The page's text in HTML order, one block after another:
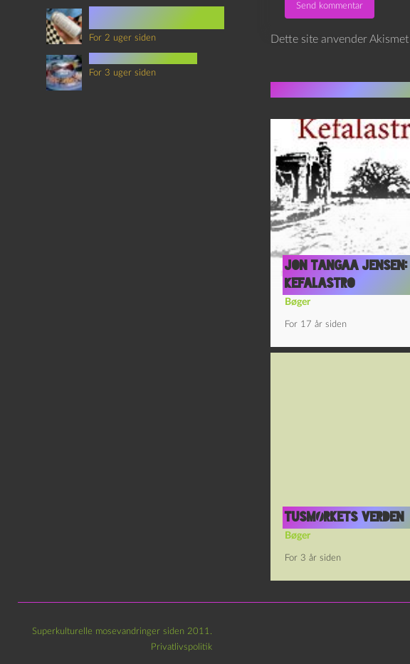
Dette site anvender
Jon Tangaa Jensen:
Kefalastro
Bøger
For 17 år siden
Tusmørkets verden
Bøger
For 3 år siden
For 2 uger siden
For 3 uger siden
Superkulturelle mosevandringer siden 2011.
Privatlivspolitik